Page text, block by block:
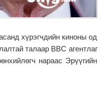
хүрэгчдийн киноны од
талаар ВВС агентлаг
нараас Эрүүгийн